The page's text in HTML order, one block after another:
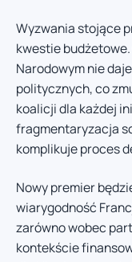
Wyzwania stojące
kwestie budżetowe.
Narodowym nie
politycznych, co
koalicji dla każdej
fragmentaryzacja
komplikuje proces
Nowy premier
wiarygodność
zarówno wobec
kontekście